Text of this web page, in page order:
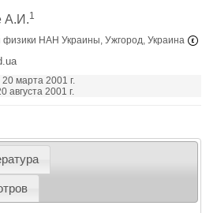
А.И.1
физики НАН Украины, Ужгород, Украина
марта 2001 г.
августа 2001 г.